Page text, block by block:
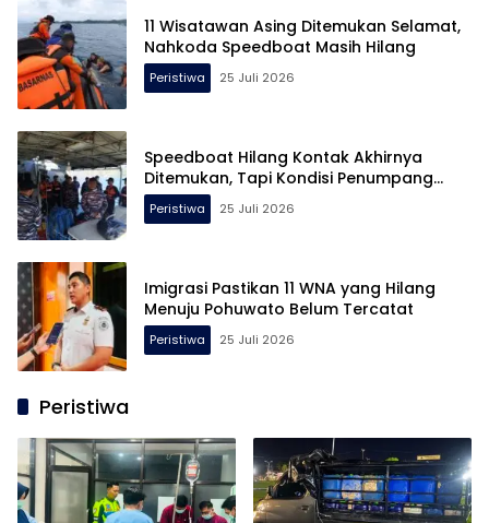
11 Wisatawan Asing Ditemukan Selamat,
Nahkoda Speedboat Masih Hilang
Peristiwa 25 Juli 2026
Speedboat Hilang Kontak Akhirnya
Ditemukan, Tapi Kondisi Penumpang…
Peristiwa 25 Juli 2026
Imigrasi Pastikan 11 WNA yang Hilang
Menuju Pohuwato Belum Tercatat
Peristiwa 25 Juli 2026
Peristiwa